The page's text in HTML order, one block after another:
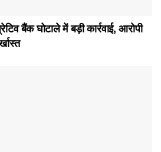
बैंक घोटाले में बड़ी कार्रवाई, आरोपी